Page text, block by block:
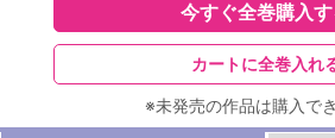
今すぐ全巻購入
カートに全巻入れ
※未発売の作品は購入で